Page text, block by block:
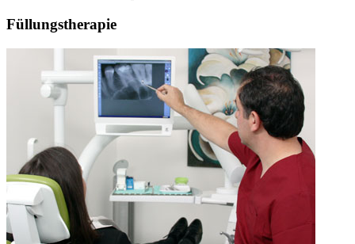
Füllungstherapie